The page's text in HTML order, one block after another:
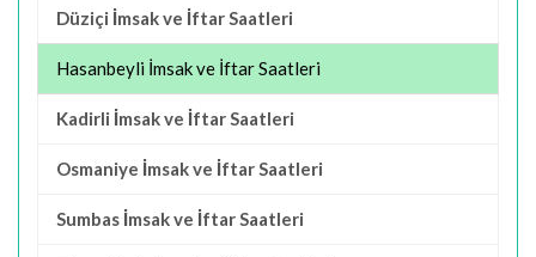
Düziçi İmsak ve İftar Saatleri
Hasanbeyli İmsak ve İftar Saatleri
Kadirli İmsak ve İftar Saatleri
Osmaniye İmsak ve İftar Saatleri
Sumbas İmsak ve İftar Saatleri